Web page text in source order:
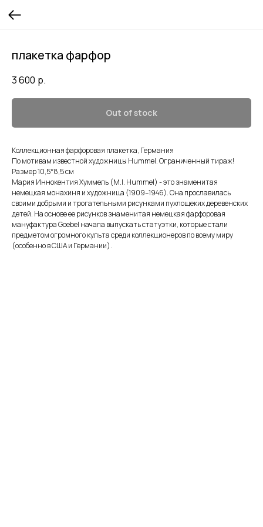
плакетка фарфор
3 600 р.
Out of stock
Коллекционная фарфоровая плакетка, Германия
По мотивам известной художницы Hummel. Ограниченный тираж!
Размер 10,5*8,5 см
Мария Иннокентия Хуммель (M.I. Hummel) - это знаменитая
немецкая монахиня и художница (1909–1946). Она прославилась
своими добрыми и трогательными рисунками пухлощеких деревенских
детей. На основе ее рисунков знаменитая немецкая фарфоровая
мануфактура Goebel начала выпускать статуэтки, которые стали
предметом огромного культа среди коллекционеров по всему миру
(особенно в США и Германии).